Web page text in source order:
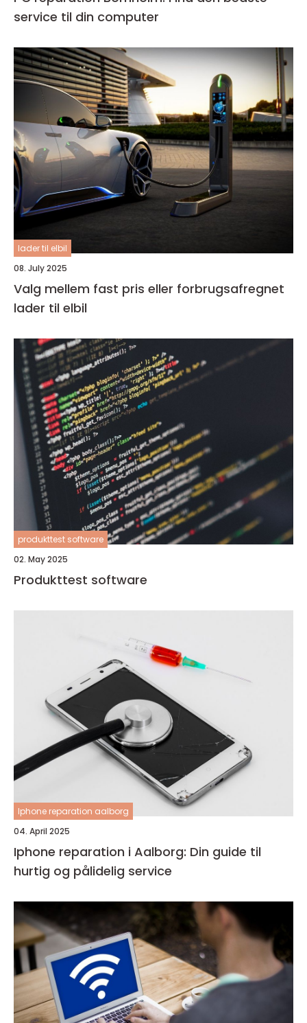
service til din computer
lader til elbil
08. July 2025
Valg mellem fast pris eller forbrugsafregnet
lader til elbil
produkttest software
02. May 2025
Produkttest software
Iphone reparation aalborg
04. April 2025
Iphone reparation i Aalborg: Din guide til
hurtig og pålidelig service